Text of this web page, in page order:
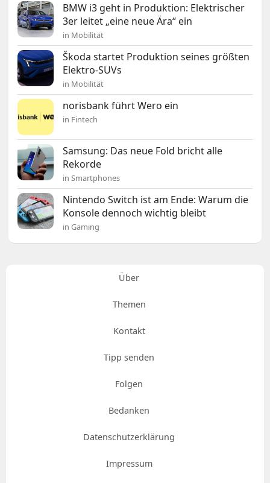
BMW i3 geht in Produktion: Elektrischer
3er leitet „eine neue Ära“ ein
in Mobilität
Škoda startet Produktion seines größten
Elektro-SUVs
in Mobilität
norisbank führt Wero ein
in Fintech
Samsung: Das neue Fold bricht alle
Rekorde
in Smartphones
Nintendo Switch ist am Ende: Warum die
Konsole dennoch wichtig bleibt
in Gaming
Über
Themen
Kontakt
Tipp senden
Folgen
Bedanken
Datenschutzerklärung
Impressum